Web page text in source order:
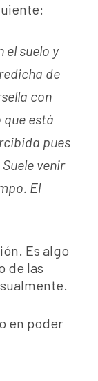
el suelo y
de
con
está
pues
venir
El
Es algo
de las
en poder